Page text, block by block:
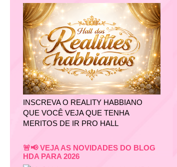
INSCREVA O REALITY HABBIANO
QUE VOCÊ VEJA QUE TENHA
MERITOS DE IR PRO HALL
🚨📢 VEJA AS NOVIDADES DO BLOG
HDA PARA 2026